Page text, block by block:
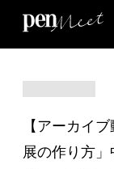
【アーカイ
展の作り方